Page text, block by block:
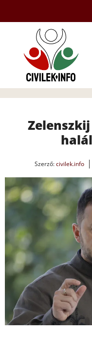
tartalomba
Szerző:civilek.info